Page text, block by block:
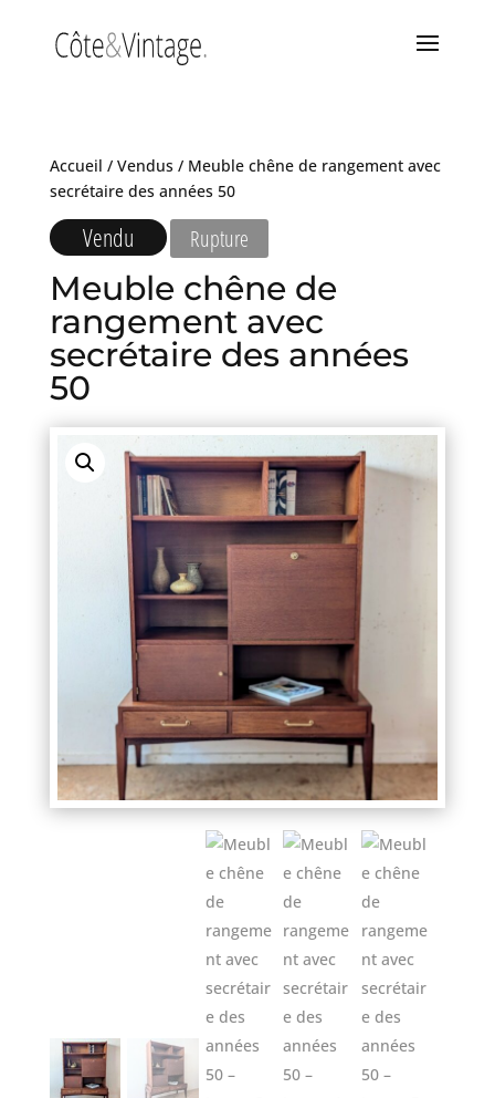
Accueil / Vendus/ Meuble chêne de rangement avec
secrétaire des années 50
Vendu Rupture
Meuble chêne de
rangement avec
secrétaire des années
50